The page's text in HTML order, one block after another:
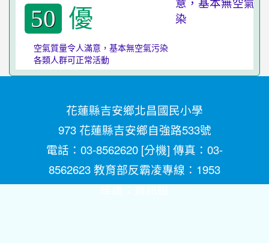
50 優
空氣質量令人滿意，基本無空氣污染
各類人群可正常活動
花蓮縣吉安鄉北昌國民小學
973 花蓮縣吉安鄉自強路533號
電話：03-8562620 [分機] 傳真：03-
8562623 教育部反霸凌專線：1953
維護：資訊組